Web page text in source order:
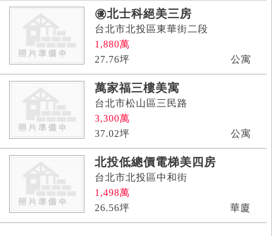
㊝北士科絕美三房
台北市北投區東華街二段
1,880萬
27.76坪 公寓
萬家福三樓美寓
台北市松山區三民路
3,300萬
37.02坪 公寓
北投低總價電梯美四房
台北市北投區中和街
1,498萬
26.56坪 華廈